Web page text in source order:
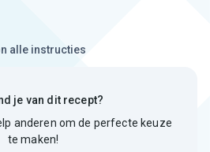
alle instructies
je van dit recept?
anderen om de perfecte keuze
te maken!